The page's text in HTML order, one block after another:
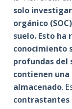
solo
orgánico
suelo. Esto
conocimiento
profundas del
contienen
almacenado.
contrastantes